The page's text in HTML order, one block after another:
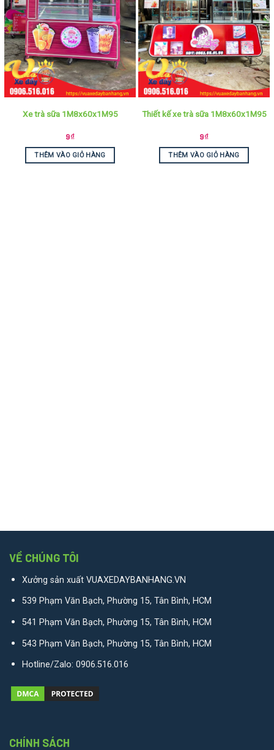
Xe trà sữa 1M8x60x1M95
9₫
THÊM VÀO GIỎ HÀNG
Thiết kế xe trà sữa 1M8x60x1M95
9₫
THÊM VÀO GIỎ HÀNG
VỀ CHÚNG TÔI
Xưởng sản xuất VUAXEDAYBANHANG.VN
539 Phạm Văn Bạch, Phường 15, Tân Bình, HCM
541 Phạm Văn Bạch, Phường 15, Tân Bình, HCM
543 Phạm Văn Bạch, Phường 15, Tân Bình, HCM
Hotline/Zalo: 0906.516.016
CHÍNH SÁCH